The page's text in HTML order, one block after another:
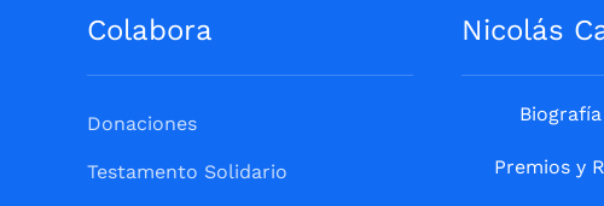
Colabora
Donaciones
Testamento Solidario
Nicolás
Premios y